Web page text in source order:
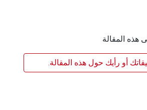
المقالة
أو رأيك حول هذه المقالة.